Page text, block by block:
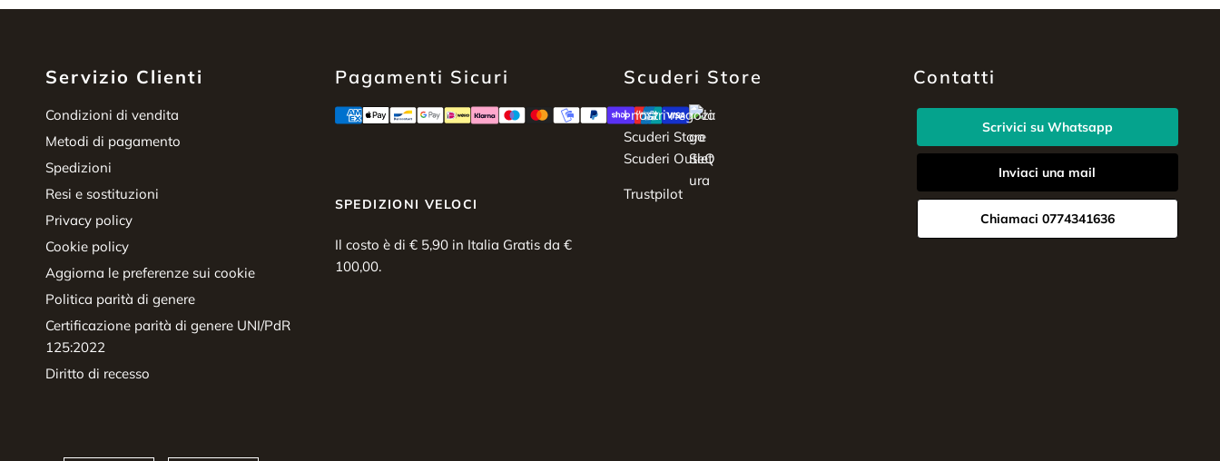
Servizio Clienti
Condizioni di vendita
Metodi di pagamento
Spedizioni
Resi e sostituzioni
Privacy policy
Cookie policy
Aggiorna le preferenze sui cookie
Politica parità di genere
Certificazione parità di genere UNI/PdR
125:2022
Diritto di recesso
Pagamenti Sicuri
SPEDIZIONI VELOCI
Il costo è di € 5,90 in Italia Gratis da €
100,00.
Scuderi Store
I nostri negozi:
Scuderi Store
Scuderi Outlet
Trustpilot
Contatti
Scrivici su Whatsapp
Inviaci una mail
Chiamaci 0774341636